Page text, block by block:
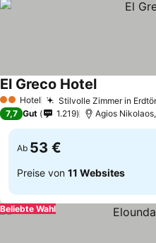
2 Sterne
Hotel Stilvolle Zimmer in
El Greco Hotel
7,7 Gut 1.219 Agios
Ab 53 €
Preise von 11 Websites
Beliebte Wahl